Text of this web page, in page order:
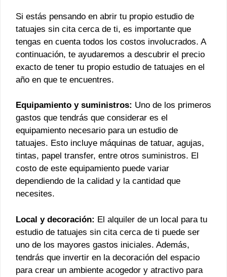
Si estás pensando en abrir tu propio estudio de
tatuajes sin cita cerca de ti, es importante que
tengas en cuenta todos los costos involucrados. A
continuación, te ayudaremos a descubrir el precio
exacto de tener tu propio estudio de tatuajes en el
año en que te encuentres.
Equipamiento y suministros: Uno de los primeros
gastos que tendrás que considerar es el
equipamiento necesario para un estudio de
tatuajes. Esto incluye máquinas de tatuar, agujas,
tintas, papel transfer, entre otros suministros. El
costo de este equipamiento puede variar
dependiendo de la calidad y la cantidad que
necesites.
Local y decoración: El alquiler de un local para tu
estudio de tatuajes sin cita cerca de ti puede ser
uno de los mayores gastos iniciales. Además,
tendrás que invertir en la decoración del espacio
para crear un ambiente acogedor y atractivo para